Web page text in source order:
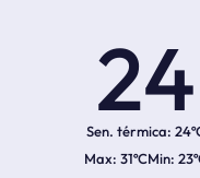
24
ºC
Sen. térmica:
31ºC